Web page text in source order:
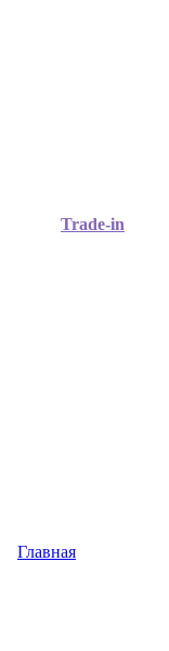
Trade-in
Главная